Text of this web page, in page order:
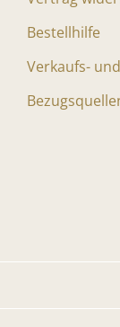
Bestellhilfe
Verkaufs-